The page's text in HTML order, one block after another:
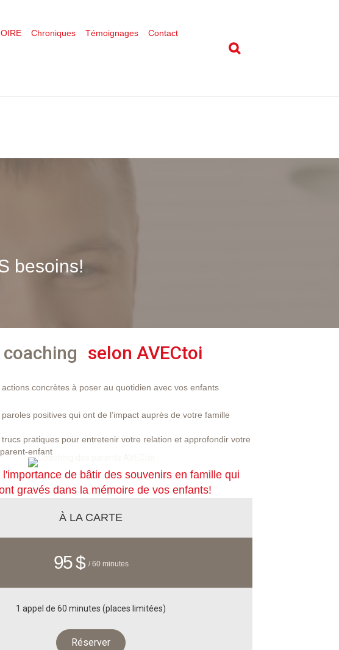
Chroniques Témoignages Contact
besoins!
coaching selon AVECtoi
actions concrètes à poser au quotidien avec vos enfants
paroles positives qui ont de l’impact auprès de votre famille
trucs pratiques pour entretenir votre relation et approfondir votre
enfant
de bâtir des souvenirs en famille qui
gravés dans la mémoire de vos enfants!
À LA CARTE
95 $ / 60 minutes
1 appel de 60 minutes (places limitées)
Réserver